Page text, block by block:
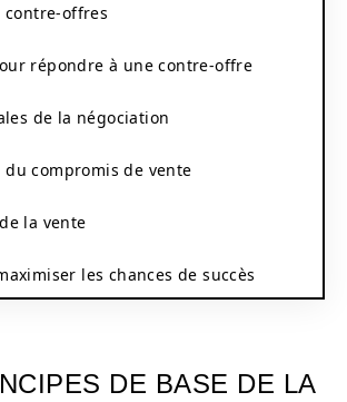
contre-offres
répondre à une contre-offre
de la négociation
du compromis de vente
la vente
les chances de succès
DE BASE DE LA